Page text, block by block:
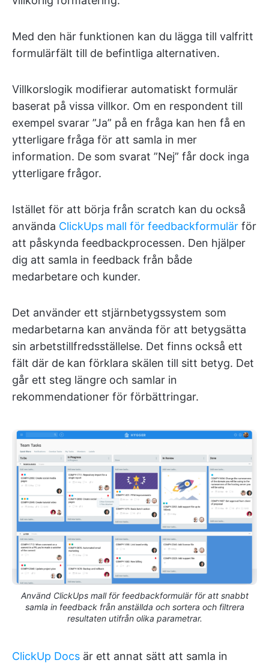
Med den här funktionen kan du lägga till valfritt
formulärfält till de befintliga alternativen.
Villkorslogik modifierar automatiskt formulär
baserat på vissa villkor. Om en respondent till
exempel svarar ”Ja” på en fråga kan hen få en
ytterligare fråga för att samla in mer
information. De som svarat ”Nej” får dock inga
ytterligare frågor.
Istället för att börja från scratch kan du också
använda ClickUps mall för feedbackformulär för
att påskynda feedbackprocessen. Den hjälper
dig att samla in feedback från både
medarbetare och kunder.
Det använder ett stjärnbetygssystem som
medarbetarna kan använda för att betygsätta
sin arbetstillfredsställelse. Det finns också ett
fält där de kan förklara skälen till sitt betyg. Det
går ett steg längre och samlar in
rekommendationer för förbättringar.
Använd ClickUps mall för feedbackformulär för att snabbt
samla in feedback från anställda och sortera och filtrera
resultaten utifrån olika parametrar.
ClickUp Docs är ett annat sätt att samla in